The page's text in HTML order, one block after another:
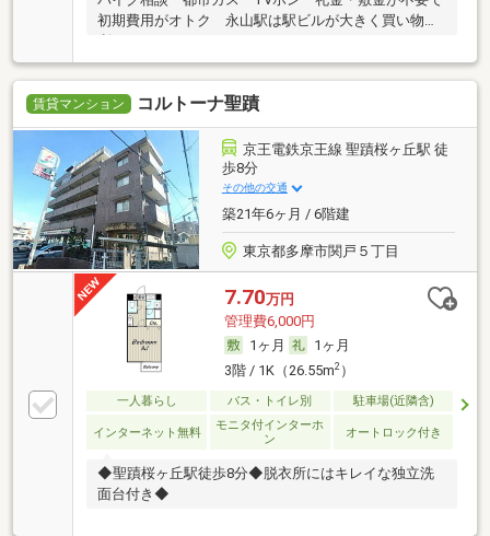
初期費用がオトク 永山駅は駅ビルが大きく買い物便
賃貸マンション コルトーナ聖蹟
京王電鉄京王線 聖蹟桜ヶ丘駅 徒
歩8分
その他の交通
築21年6ヶ月 / 6階建
東京都多摩市関戸５丁目
7.70万円
管理費6,000円
1ヶ月
1ヶ月
3階 / 1K（26.55m2）
一人暮らし バス・トイレ別 駐車場(近隣含)
インターネット無料
モニタ付インターホ
ン
オートロック付き
◆聖蹟桜ヶ丘駅徒歩8分◆脱衣所にはキレイな独立洗
面台付き◆